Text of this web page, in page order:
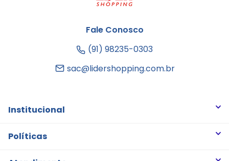
Fale Conosco
(91) 98235-0303
sac@lidershopping.com.br
Institucional
Quem somos
Políticas